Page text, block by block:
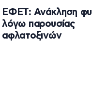
ΕΦΕΤ: Ανάκληση
λόγω παρουσίας
αφλατοξινών